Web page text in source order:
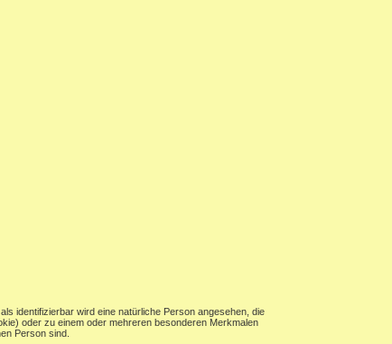
identifizierbar wird eine natürliche Person angesehen, die
oder zu einem oder mehreren besonderen Merkmalen
Person sind.